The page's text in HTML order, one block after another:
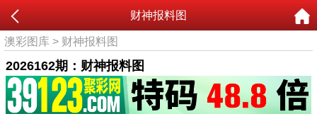
财神报料图
澳彩图库 > 财神报料图
2026162期：财神报料图